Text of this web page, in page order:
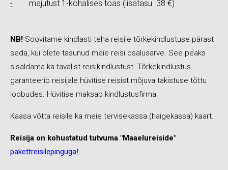
- majutust 1-kohalises toas (lisatasu 38 €)
NB! Soovitame kindlasti teha reisile tõrkekindlustuse pärast
seda, kui olete tasunud meie reisi osalusarve. See peaks
sisaldama ka tavalist reisikindlustust. Tõrkekindlustus
garanteerib reisijale hüvitise reisist mõjuva takistuse tõttu
loobudes. Hüvitise maksab kindlustusfirma.
Kaasa võtta reisile ka meie tervisekassa (haigekassa) kaart.
Reisija on kohustatud tutvuma "Maaelureiside"
pakettreisilepinguga!